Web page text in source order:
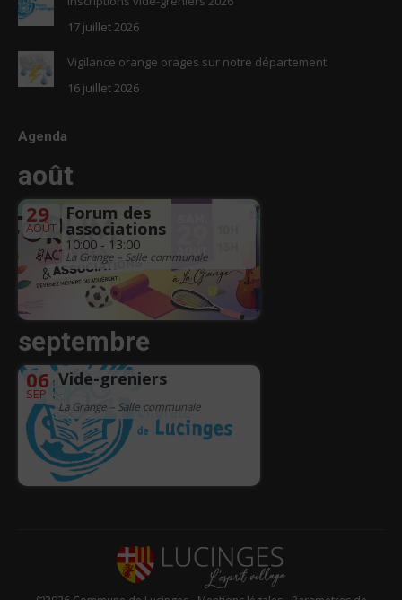
17 juillet 2026
Vigilance orange orages sur notre département
16 juillet 2026
Agenda
août
29
AOÛT
Forum des
associations
10:00 - 13:00
La Grange – Salle communale
septembre
06
SEP
Vide-greniers
-
La Grange – Salle communale